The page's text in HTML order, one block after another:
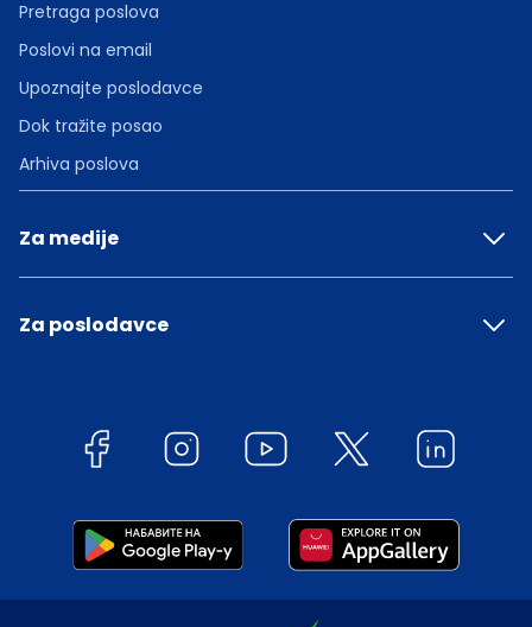
Pretraga poslova
Poslovi na email
Upoznajte poslodavce
Dok tražite posao
Arhiva poslova
Za medije
Za poslodavce